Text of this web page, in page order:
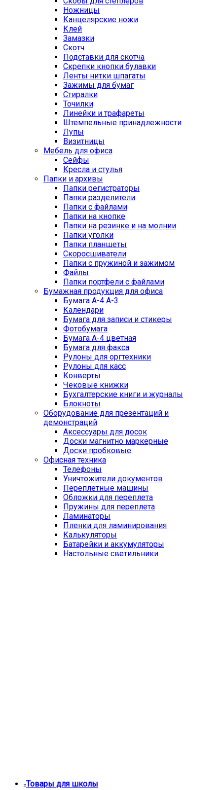
Ножницы
Канцелярские ножи
Клей
Замазки
Скотч
Подставки для скотча
Скрепки кнопки булавки
Ленты нитки шпагаты
Зажимы для бумаг
Стиралки
Точилки
Линейки и трафареты
Штемпельные принадлежности
Лупы
Визитницы
Мебель для офиса
Сейфы
Кресла и стулья
Папки и архивы
Папки регистраторы
Папки разделители
Папки с файлами
Папки на кнопке
Папки на резинке и на молнии
Папки уголки
Папки планшеты
Скоросшиватели
Папки с пружиной и зажимом
Файлы
Папки портфели с файлами
Бумажная продукция для офиса
Бумага А-4 А-3
Календари
Бумага для записи и стикеры
Фотобумага
Бумага А-4 цветная
Бумага для факса
Рулоны для оргтехники
Рулоны для касс
Конверты
Чековые книжки
Бухгалтерские книги и журналы
Блокноты
Оборудование для презентаций и
демонстраций
Аксессуары для досок
Доски магнитно маркерные
Доски пробковые
Офисная техника
Телефоны
Уничтожители документов
Переплетные машины
Обложки для переплета
Пружины для переплета
Ламинаторы
Пленки для ламинирования
Калькуляторы
Батарейки и аккумуляторы
Настольные светильники
Товары для школы